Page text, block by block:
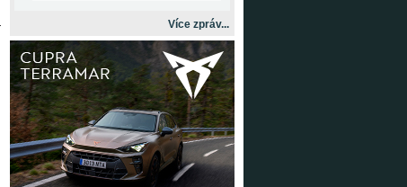
Více zpráv...